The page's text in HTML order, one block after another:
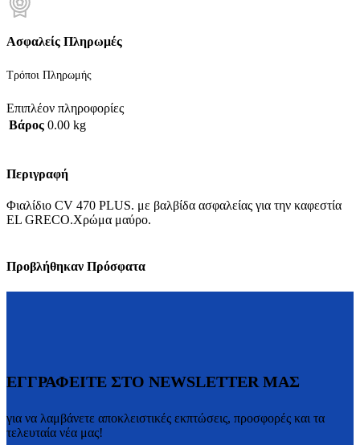
Ασφαλείς Πληρωμές
Τρόποι Πληρωμής
Επιπλέον πληροφορίες
Βάρος 0.00 kg
Περιγραφή
Φιαλίδιο CV 470 PLUS. με βαλβίδα ασφαλείας για την καφεστία
EL GRECO.Χρώμα μαύρο.
Προβλήθηκαν Πρόσφατα
ΕΓΓΡΑΦΕΙΤΕ ΣΤΟ NEWSLETTER ΜΑΣ
για να λαμβάνετε αποκλειστικές εκπτώσεις, προσφορές και τα
τελευταία νέα μας!